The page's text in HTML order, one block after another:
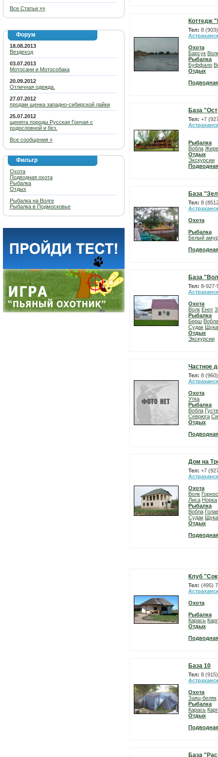
Все Статьи »»
Форум
18.08.2013
Вездеход
03.07.2013
Мотосани и Мотособака
20.09.2012
Отличная одежда.
27.07.2012
продам щенка западно-сибирской лайки
25.07.2012
щенята породы Русская Гончая с
родословной и без.
Все сообщения »
Фильтр
Охота
Подводная охота
Рыбалка
Отдых
Рыбалка на Волге
Рыбалка в Подмосковье
Коттедж
Тел: 8
Охота
Барсук
Рыбалка
Буффало
Отдых
База
Тел: +7
Рыбалка
Вобла
Отдых
Экскурсии
База
Тел: 8
Охота
Рыбалка
Белый амур
База
Тел: 8-927-
Охота
Волк Енот
Рыбалка
Берш Вобла
Судак Щука
Отдых
Экскурсии
Частное
Тел: 8
Охота
Утка
Рыбалка
Вобла
Севрюга
Отдых
Дом на
Тел: +7
Охота
Волк
Лиса Норка
Рыбалка
Вобла
Судак Щука
Отдых
Клуб
Тел: (495)
Охота
Рыбалка
Карась
Отдых
База 10
Тел: 8
Охота
Заяц-беляк
Рыбалка
Карась
Отдых
База